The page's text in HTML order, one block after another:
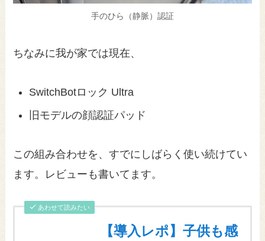
手のひら（静脈）認証
ちなみに我が家では現在、
SwitchBotロック Ultra
旧モデルの顔認証パッド
この組み合わせを、すでにしばらく使い続けてい
ます。レビューも書いてます。
あわせて読みたい
【導入レポ】子供も感